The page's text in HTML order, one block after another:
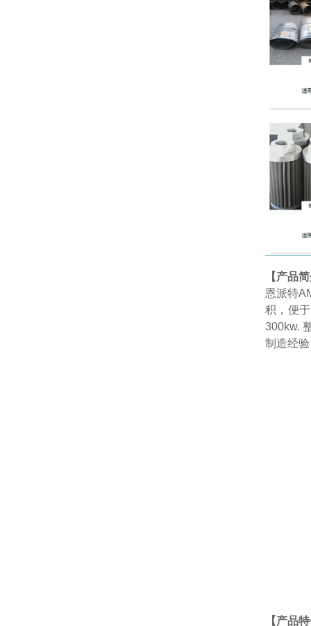
【产品
恩派特
积，便
300kw.
制造经
【产品